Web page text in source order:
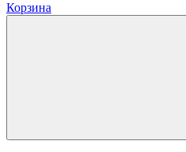
Корзина